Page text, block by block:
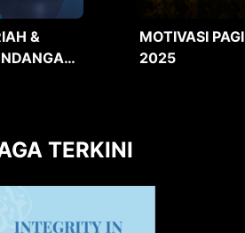
&
MOTIVASI PAGI
2025
TERKINI